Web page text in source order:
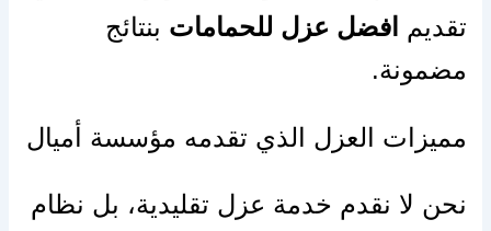
تقديم افضل عزل للحمامات بنتائج
مضمونة.
مميزات العزل الذي تقدمه مؤسسة أميال
نحن لا نقدم خدمة عزل تقليدية، بل نظام